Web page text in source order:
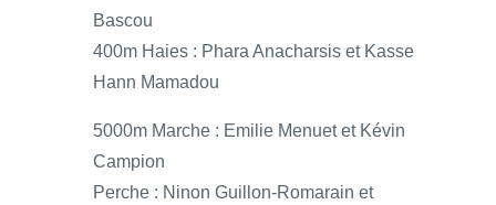
Bascou
400m Haies : Phara Anacharsis et Kasse
Hann Mamadou
5000m Marche : Emilie Menuet et Kévin
Campion
Perche : Ninon Guillon-Romarain et